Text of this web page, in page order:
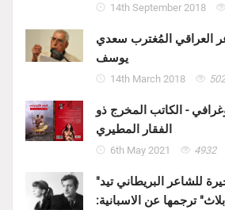
14th September 2018
العراقي المُغترب سعدي
يوسف
14th March 2018
- الكاتب المخرج ذو
الفقار المطيري
6th May 2021 4932
"القصيدة الأخيرة للشاعر البريطاني تيد
ترجمها عن الاسبانية: